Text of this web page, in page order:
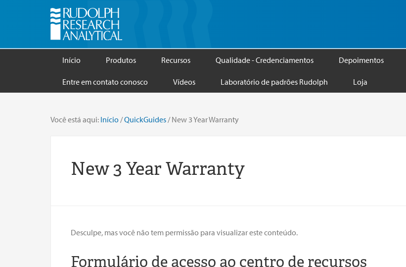
Início Produtos Recursos Qualidade - Credenciamentos Depoimentos
Entre em contato conosco Vídeos Laboratório de padrões Rudolph Loja
Você está aqui: Início /QuickGuides /New 3 Year Warranty
New 3 Year Warranty
Desculpe, mas você não tem permissão para visualizar este conteúdo.
Formulário de acesso ao centro de recursos